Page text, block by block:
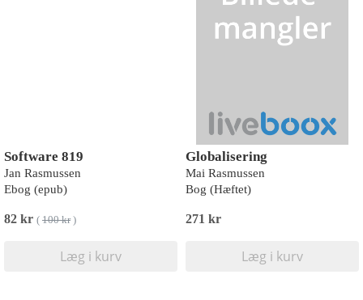
Software 819
Jan Rasmussen
Ebog (epub)
82 kr ( 100 kr)
Læg i kurv
Globalisering
Mai Rasmussen
Bog (Hæftet)
271 kr
Læg i kurv